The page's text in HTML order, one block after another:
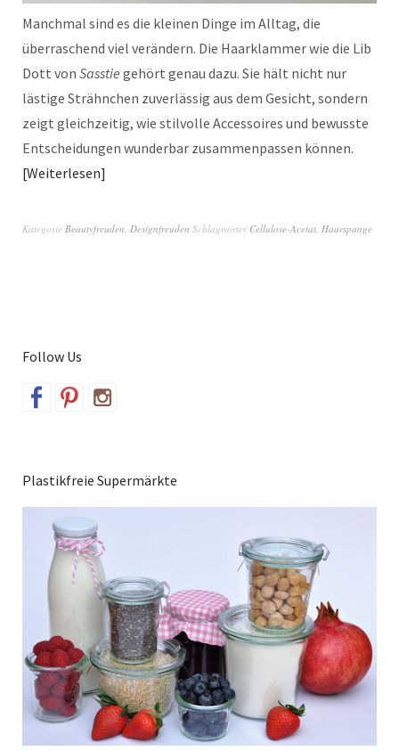
Manchmal sind es die kleinen Dinge im Alltag, die
überraschend viel verändern. Die Haarklammer wie die Lib
Dott von Sasstie gehört genau dazu. Sie hält nicht nur
lästige Strähnchen zuverlässig aus dem Gesicht, sondern
zeigt gleichzeitig, wie stilvolle Accessoires und bewusste
Entscheidungen wunderbar zusammenpassen können.
Weiterlesen
Kategorie Beautyfreuden Designfreuden Schlagwörter Cellulose-Acetat Haarspange
Follow Us
Plastikfreie Supermärkte